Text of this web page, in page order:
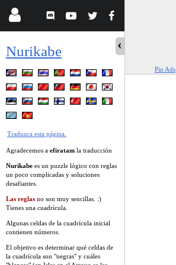
Nurikabe
Traduzca esta página.
Agradecemos a efiratam la traducción
Nurikabe es un puzzle lógico con reglas
un poco complicadas y soluciones
desafiantes.
Las reglas no son muy sencillas. :)
Tienes una cuadrícula.
Algunas celdas de la cuadrícula inicial
contienen números.
El objetivo es determinar qué celdas de
la cuadrícula son "negras" y cuáles
Pin Ads